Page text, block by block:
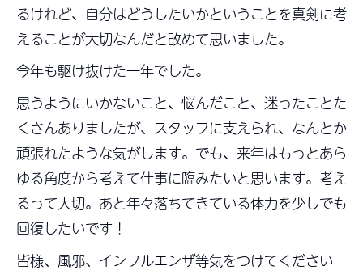
るけれど、自分はどうしたいかということを真剣に考
えることが大切なんだと改めて思いました。
今年も駆け抜けた一年でした。
思うようにいかないこと、悩んだこと、迷ったことた
くさんありましたが、スタッフに支えられ、なんとか
頑張れたような気がします。でも、来年はもっとあら
ゆる角度から考えて仕事に臨みたいと思います。考え
るって大切。あと年々落ちてきている体力を少しでも
回復したいです！
皆様、風邪、インフルエンザ等気をつけてください